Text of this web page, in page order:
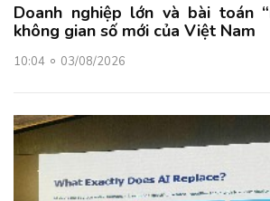
Doanh nghiệp lớn và bài toán
không gian số mới của Việt Nam
10:04 03/08/2026